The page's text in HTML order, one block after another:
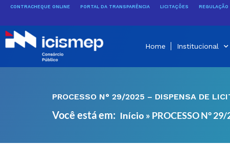
conteúdo
CONTRACHEQUE ONLINE PORTAL DA TRANSPARÊNCIA LICITAÇÕES REGULAÇÃO
Home Institucional
PROCESSO N° 29/2025 – DISPENSA DE
Você está em: Início » PROCESSO N°